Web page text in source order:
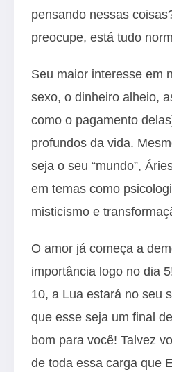
pensando nessas
preocupe, está tudo
Seu maior interesse em
sexo, o dinheiro alheio,
como o pagamento
profundos da vida.
seja o seu “mundo”,
em temas como
misticismo e
O amor já começa a
importância logo no dia
10, a Lua estará no seu
que esse seja um final
bom para você! Talvez
de toda essa carga que